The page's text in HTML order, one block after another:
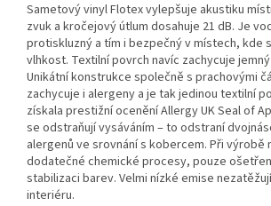
Sametový vinyl Flotex vylepšuje akustiku
zvuk a kročejový útlum dosahuje 21 dB. Je
protiskluzný a tím i bezpečný v místech, kde
vlhkost. Textilní povrch navíc zachycuje
Unikátní konstrukce společně s prachovými
zachycuje i alergeny a je tak jedinou textilní
získala prestižní ocenění Allergy UK Seal of
se odstraňují vysáváním – to odstraní
alergenů ve srovnání s kobercem. Při výrobě
dodatečné chemické procesy, pouze
stabilizaci barev. Velmi nízké emise
interiéru.